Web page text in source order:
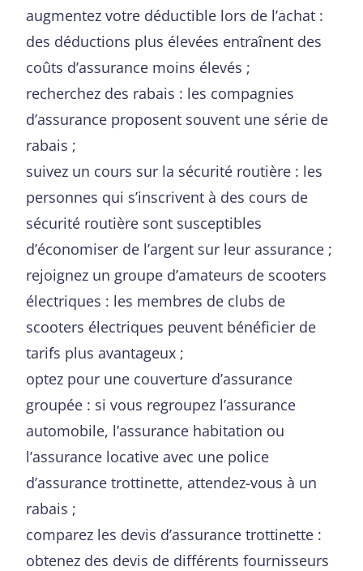
augmentez votre déductible lors de l’achat :
des déductions plus élevées entraînent des
coûts d’assurance moins élevés ;
recherchez des rabais : les compagnies
d’assurance proposent souvent une série de
rabais ;
suivez un cours sur la sécurité routière : les
personnes qui s’inscrivent à des cours de
sécurité routière sont susceptibles
d’économiser de l’argent sur leur assurance ;
rejoignez un groupe d’amateurs de scooters
électriques : les membres de clubs de
scooters électriques peuvent bénéficier de
tarifs plus avantageux ;
optez pour une couverture d’assurance
groupée : si vous regroupez l’assurance
automobile, l’assurance habitation ou
l’assurance locative avec une police
d’assurance trottinette, attendez-vous à un
rabais ;
comparez les devis d’assurance trottinette :
obtenez des devis de différents fournisseurs